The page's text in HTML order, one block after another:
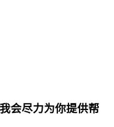
会尽力为你提供帮